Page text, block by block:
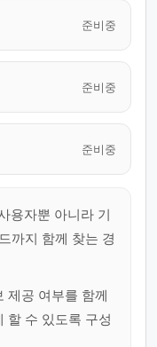
준비중
준비중
준비중
용자뿐 아니라 기
까지 함께 찾는 경
제공 여부를 함께
할 수 있도록 구성